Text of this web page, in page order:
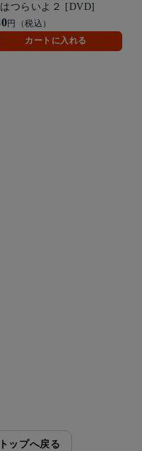
つらいよ２ [DVD]
円（税込）
カートに入れる
ップへ戻る